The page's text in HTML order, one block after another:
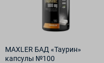
MAXLER БАД «Таурин»
капсулы №100